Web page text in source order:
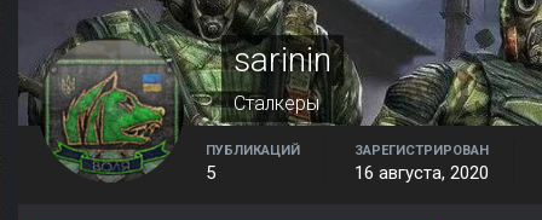
sarinin
Сталкеры
ПУБЛИКАЦИЙ
5
ЗАРЕГИСТРИРОВАН
16 августа, 2020